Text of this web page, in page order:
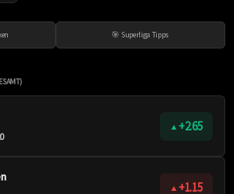
🎯 Superliga Tipps
▲ +2.65
▲ +1.15